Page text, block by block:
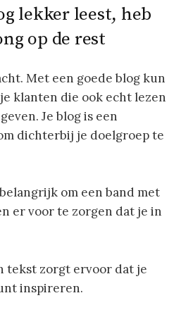
lekker leest, heb
op de rest
Met een goede blog kun
klanten die ook echt lezen
Je blog is een
dichterbij je doelgroep te
om een band met
er voor te zorgen dat je in
tekst zorgt ervoor dat je
inspireren.